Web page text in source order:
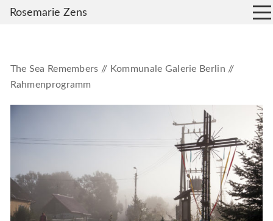
The Sea Remembers // Kommunale Galerie Berlin //
Rahmenprogramm
Rosemarie Zens